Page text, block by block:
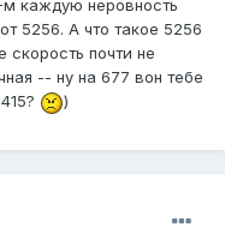
каждую неровность
5256. А что такое 5256
почти не
-- ну на 677 вон тебе
)